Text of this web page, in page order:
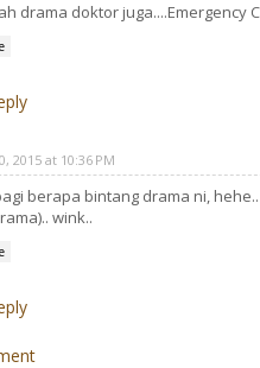
drama doktor juga....Emergency
2015 at 10:36 PM
berapa bintang drama ni,
wink..